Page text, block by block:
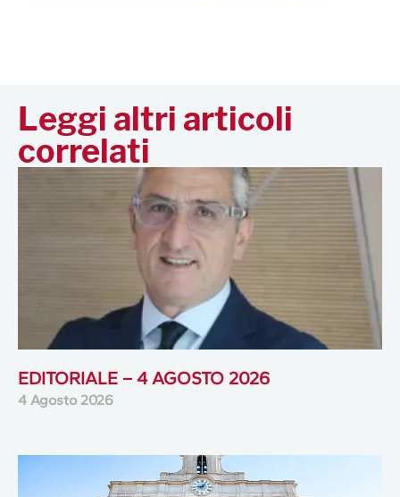
Leggi altri articoli
correlati
EDITORIALE – 4 AGOSTO 2026
4 Agosto 2026